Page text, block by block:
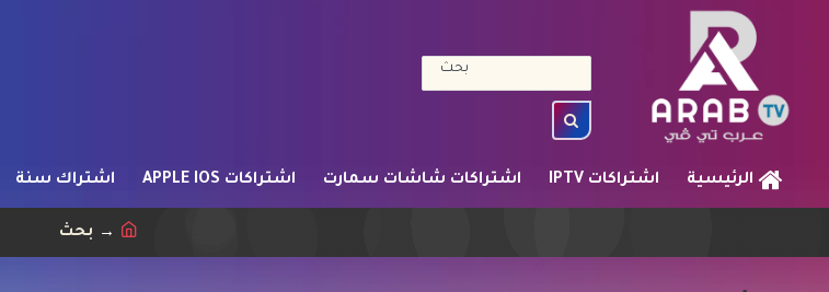
الرئيسية اشتراكات IPTV اشتراكات شاشات سمارت اشتراكات APPLE IOS اشتراك سنة
بحث